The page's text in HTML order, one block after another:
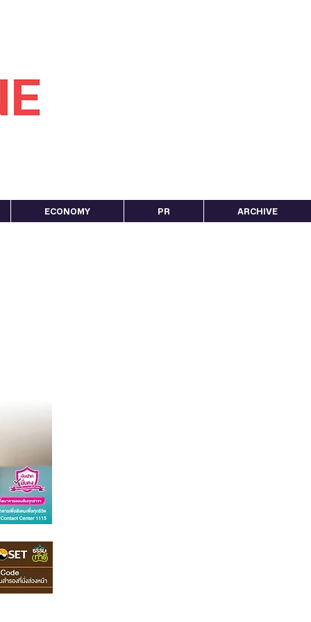
ECONOMY PR ARCHIVE